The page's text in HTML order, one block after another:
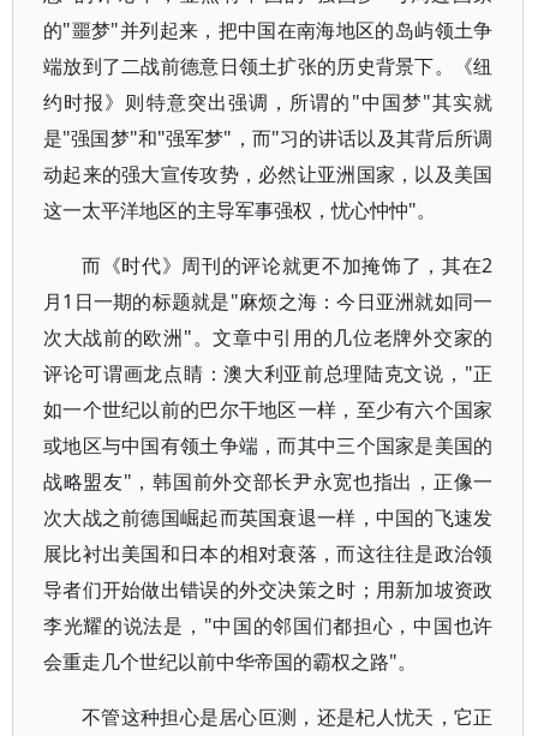
的"噩梦"并列起来，把中国在南海地区的岛屿领土争
端放到了二战前德意日领土扩张的历史背景下。《纽
约时报》则特意突出强调，所谓的"中国梦"其实就
是"强国梦"和"强军梦"，而"习的讲话以及其背后所调
动起来的强大宣传攻势，必然让亚洲国家，以及美国
这一太平洋地区的主导军事强权，忧心忡忡"。
而《时代》周刊的评论就更不加掩饰了，其在2
月1日一期的标题就是"麻烦之海：今日亚洲就如同一
次大战前的欧洲"。文章中引用的几位老牌外交家的
评论可谓画龙点睛：澳大利亚前总理陆克文说，"正
如一个世纪以前的巴尔干地区一样，至少有六个国家
或地区与中国有领土争端，而其中三个国家是美国的
战略盟友"，韩国前外交部长尹永宽也指出，正像一
次大战之前德国崛起而英国衰退一样，中国的飞速发
展比衬出美国和日本的相对衰落，而这往往是政治领
导者们开始做出错误的外交决策之时；用新加坡资政
李光耀的说法是，"中国的邻国们都担心，中国也许
会重走几个世纪以前中华帝国的霸权之路"。
不管这种担心是居心叵测，还是杞人忧天，它正